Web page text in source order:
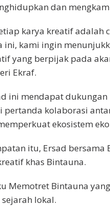
dan
karya kreatif adalah
ini, kami ingin
yang berpijak pada
Ekraf.
ini mendapat
pertanda kolaborasi
ekosistem
itu, Ersad
khas Bintauna.
Memotret Bintauna
lokal.